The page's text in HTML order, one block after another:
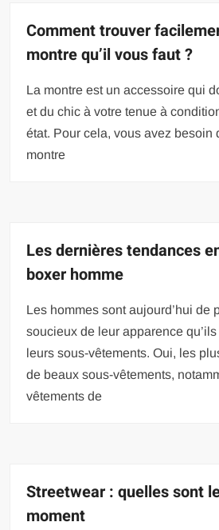
Comment trouver
montre qu’il vous faut ?
La montre est un accessoire qui
et du chic à votre tenue à
état. Pour cela, vous avez besoin
montre
Les dernières tendances
boxer homme
Les hommes sont aujourd’hui de
soucieux de leur apparence
leurs sous-vêtements. Oui, les
de beaux sous-vêtements,
vêtements de
Streetwear : quelles sont
moment